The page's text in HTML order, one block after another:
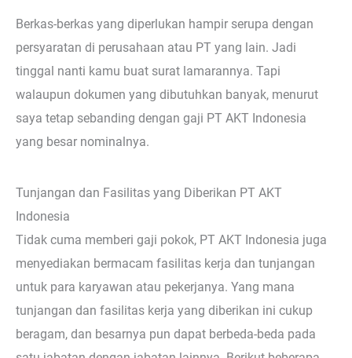
Berkas-berkas yang diperlukan hampir serupa dengan
persyaratan di perusahaan atau PT yang lain. Jadi
tinggal nanti kamu buat surat lamarannya. Tapi
walaupun dokumen yang dibutuhkan banyak, menurut
saya tetap sebanding dengan gaji PT AKT Indonesia
yang besar nominalnya.
Tunjangan dan Fasilitas yang Diberikan PT AKT
Indonesia
Tidak cuma memberi gaji pokok, PT AKT Indonesia juga
menyediakan bermacam fasilitas kerja dan tunjangan
untuk para karyawan atau pekerjanya. Yang mana
tunjangan dan fasilitas kerja yang diberikan ini cukup
beragam, dan besarnya pun dapat berbeda-beda pada